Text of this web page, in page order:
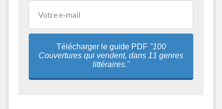
Télécharger le guide PDF "100
Couvertures qui vendent, dans 11 genres
littéraires."